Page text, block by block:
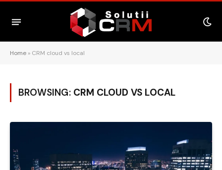
Home » CRM cloud vs local
BROWSING: CRM CLOUD VS LOCAL